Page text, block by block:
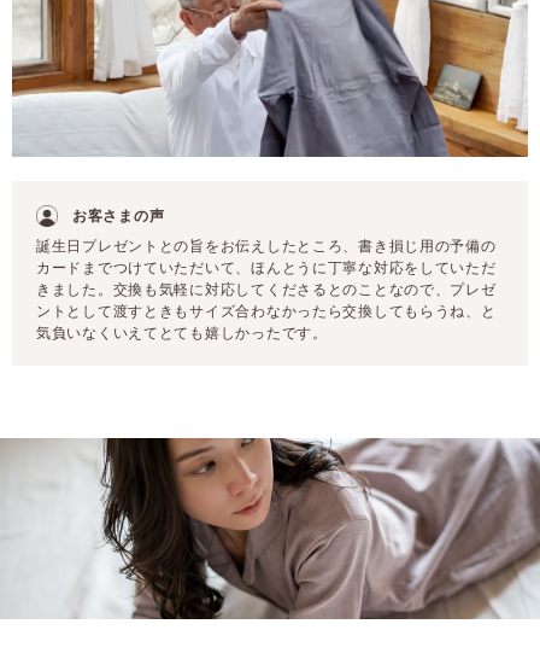
お客さまの声
誕生日プレゼントとの旨をお伝えしたところ、書き損じ用の予備の
カードまでつけていただいて、ほんとうに丁寧な対応をしていただ
きました。交換も気軽に対応してくださるとのことなので、プレゼ
ントとして渡すときもサイズ合わなかったら交換してもらうね、と
気負いなくいえてとても嬉しかったです。